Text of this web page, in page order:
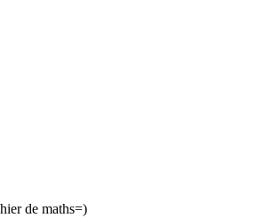
de maths=)